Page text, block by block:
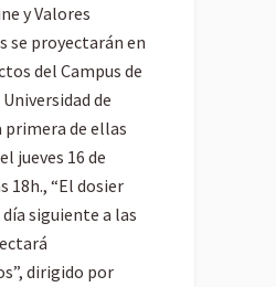
y Valores
se proyectarán en
del Campus de
de
primera de ellas
jueves 16 de
18h., “El dosier
siguiente a las
dirigido por